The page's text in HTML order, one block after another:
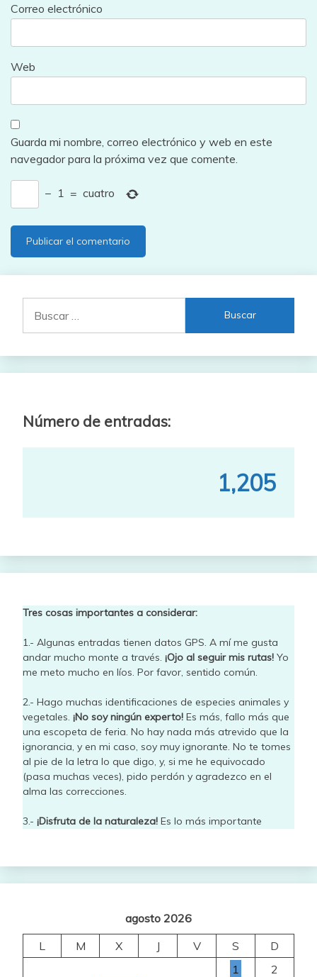
Correo electrónico
Web
Guarda mi nombre, correo electrónico y web en este
navegador para la próxima vez que comente.
− 1 = cuatro
Número de entradas:
1,205
Tres cosas importantes a considerar:
1.- Algunas entradas tienen datos GPS. A mí me gusta
andar mucho monte a través. ¡Ojo al seguir mis rutas! Yo
me meto mucho en líos. Por favor, sentido común.
2.- Hago muchas identificaciones de especies animales y
vegetales. ¡No soy ningún experto! Es más, fallo más que
una escopeta de feria. No hay nada más atrevido que la
ignorancia, y en mi caso, soy muy ignorante. No te tomes
al pie de la letra lo que digo, y, si me he equivocado
(pasa muchas veces), pido perdón y agradezco en el
alma las correcciones.
3.- ¡Disfruta de la naturaleza! Es lo más importante
agosto 2026
L
M X J V S
D
1
2